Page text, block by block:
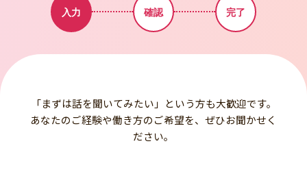
入力 確認 完了
「まずは話を聞いてみたい」という方も大歓迎です。
あなたのご経験や働き方のご希望を、ぜひお聞かせく
ださい。